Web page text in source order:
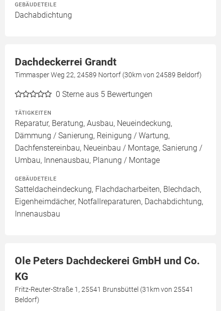
GEBÄUDETEILE
Dachabdichtung
Dachdeckerrei Grandt
Timmasper Weg 22, 24589 Nortorf (30km von 24589 Beldorf)
0 Sterne aus 5 Bewertungen
TÄTIGKEITEN
Reparatur, Beratung, Ausbau, Neueindeckung,
Dämmung / Sanierung, Reinigung / Wartung,
Dachfenstereinbau, Neueinbau / Montage, Sanierung /
Umbau, Innenausbau, Planung / Montage
GEBÄUDETEILE
Satteldacheindeckung, Flachdacharbeiten, Blechdach,
Eigenheimdächer, Notfallreparaturen, Dachabdichtung,
Innenausbau
Ole Peters Dachdeckerei GmbH und Co.
KG
Fritz-Reuter-Straße 1, 25541 Brunsbüttel (31km von 25541
Beldorf)